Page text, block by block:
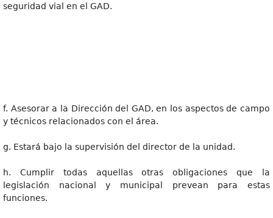
seguridad vial en el GAD.
f. Asesorar a la Dirección del GAD, en los aspectos de campo
y técnicos relacionados con el área.
g. Estará bajo la supervisión del director de la unidad.
h. Cumplir todas aquellas otras obligaciones que la
legislación nacional y municipal prevean para estas
funciones.